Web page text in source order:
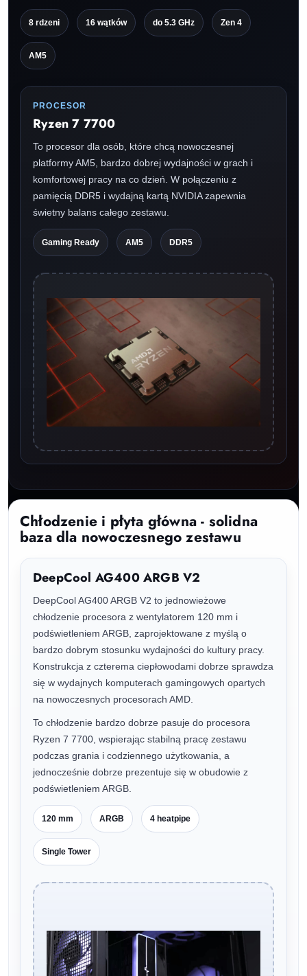
8 rdzeni 16 wątków do 5.3 GHz Zen 4
AM5
PROCESOR
Ryzen 7 7700
To procesor dla osób, które chcą nowoczesnej
platformy AM5, bardzo dobrej wydajności w grach i
komfortowej pracy na co dzień. W połączeniu z
pamięcią DDR5 i wydajną kartą NVIDIA zapewnia
świetny balans całego zestawu.
Gaming Ready AM5 DDR5
Chłodzenie i płyta główna - solidna
baza dla nowoczesnego zestawu
DeepCool AG400 ARGB V2
DeepCool AG400 ARGB V2 to jednowieżowe
chłodzenie procesora z wentylatorem 120 mm i
podświetleniem ARGB, zaprojektowane z myślą o
bardzo dobrym stosunku wydajności do kultury pracy.
Konstrukcja z czterema ciepłowodami dobrze sprawdza
się w wydajnych komputerach gamingowych opartych
na nowoczesnych procesorach AMD.
To chłodzenie bardzo dobrze pasuje do procesora
Ryzen 7 7700, wspierając stabilną pracę zestawu
podczas grania i codziennego użytkowania, a
jednocześnie dobrze prezentuje się w obudowie z
podświetleniem ARGB.
120 mm ARGB 4 heatpipe
Single Tower